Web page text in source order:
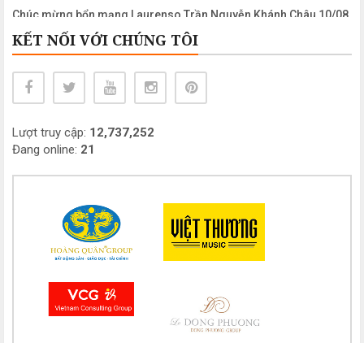
Chúc mừng bổn mạng Laurenso Trần Nguyễn Khánh Châu 10/08
Chúc mừng bổn mạng Anh Laurenso Nguyễn Ngọc Biển 10/08
Chúc mừng bổn mạng Chị Maria Clara Phạm Mỹ Khanh 11/08
Chúc mừng bổn mạng Anh Maximiliano Mariakolbe Nguyễn
Chúc mừng bổn mạng Chị Maria Nguyễn Thị Mỹ Dung 15/08
Chúc mừng bổn mạng Chị Maria Nguyễn Thị Thanh Châu 15/08
Chúc mừng bổn mạng Chị Maria Lê Thị Kim Hồng 15/08
Chúc mừng bổn mạng Chị Maria Đỗ Thị Nguyệt (Khao) 15/08
Chúc mừng bổn mạng Chị Maria Trương Nguyễn Song Vân 15/08
Chúc mừng bổn mạng Maria Trương Thị Thanh Xuân 15/08
KẾT NỐI VỚI CHÚNG TÔI
Lượt truy cập: 12,737,252
Đang online: 21